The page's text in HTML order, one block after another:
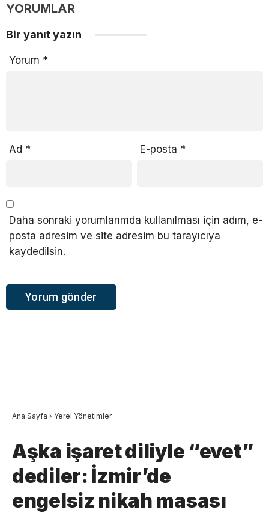
YORUMLAR
Bir yanıt yazın
Yorum *
Ad * E-posta *
Daha sonraki yorumlarımda kullanılması için adım, e-
posta adresim ve site adresim bu tarayıcıya
kaydedilsin.
Ana Sayfa › Yerel Yönetimler
Aşka işaret diliyle “evet”
dediler: İzmir’de
engelsiz nikah masası